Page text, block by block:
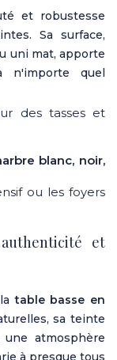
et robustesse
Sa surface,
uni mat, apporte
n'importe quel
des tasses et
blanc, noir,
ou les foyers
et
latable basse en
sa teinte
atmosphère
à presque tous